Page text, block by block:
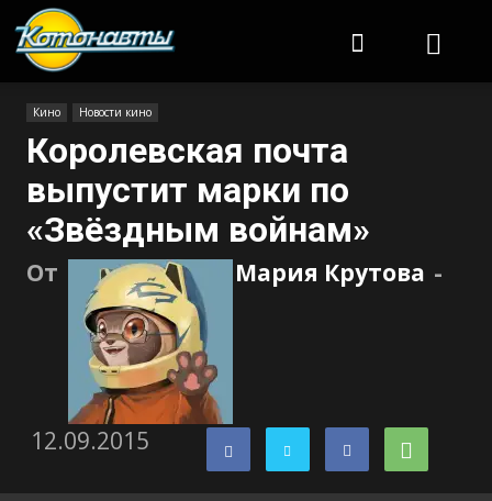
Кино Новости кино
Королевская почта
выпустит марки по
«Звёздным войнам»
От Мария Крутова -
12.09.2015